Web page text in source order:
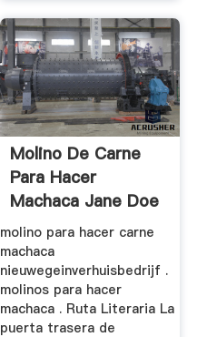
Molino De Carne
Para Hacer
Machaca Jane Doe
molino para hacer carne
machaca
nieuwegeinverhuisbedrijf .
molinos para hacer
machaca . Ruta Literaria La
puerta trasera de